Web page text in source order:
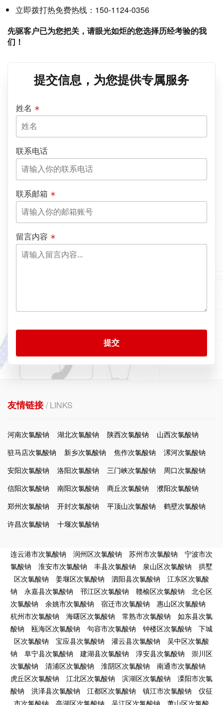
立即拨打热免费热线：150-1124-0356
先驱客户已为您把关，请眼光如炬的您选择历经考验的我
们！
提交信息，为您提供专属服务
姓名
联系电话
联系邮箱
留言内容
提交
友情链接/ LINKS
河南次氯酸钠 湖北次氯酸钠 陕西次氯酸钠
山西次氯酸钠
驻马店次氯酸钠
新乡次氯酸钠 焦作次氯酸钠
漯河次氯酸钠
安阳次氯酸钠
洛阳次氯酸钠 三门峡次氯酸钠
周口次氯酸钠
信阳次氯酸钠
南阳次氯酸钠 商丘次氯酸钠
濮阳次氯酸钠
郑州次氯酸钠
开封次氯酸钠 平顶山次氯酸钠
鹤壁次氯酸钠
许昌次氯酸钠
十堰次氯酸钠
连云港市次氯酸钠 润州区次氯酸钠 苏州市次氯酸钠
宁波市次
氯酸钠
淮安市次氯酸钠 丰县次氯酸钠 泉山区次氯酸钠
拱墅
区次氯酸钠
姜堰区次氯酸钠 泗阳县次氯酸钠
江东区次氯酸
钠
永嘉县次氯酸钠 邗江区次氯酸钠 赣榆区次氯酸钠
北仑区
次氯酸钠
余姚市次氯酸钠 宿迁市次氯酸钠
惠山区次氯酸钠
杭州市次氯酸钠
海曙区次氯酸钠 常熟市次氯酸钠
如东县次氯
酸钠
瓯海区次氯酸钠 句容市次氯酸钠 钟楼区次氯酸钠
下城
区次氯酸钠
宝应县次氯酸钠 灌云县次氯酸钠
吴中区次氯酸
钠
阜宁县次氯酸钠 建湖县次氯酸钠 淳安县次氯酸钠
崇川区
次氯酸钠
清浦区次氯酸钠 淮阴区次氯酸钠
南通市次氯酸钠
虎丘区次氯酸钠
江北区次氯酸钠 滨湖区次氯酸钠
溧阳市次氯
酸钠
洪泽县次氯酸钠 江都区次氯酸钠 镇江市次氯酸钠
仪征
市次氯酸钠
亭湖区次氯酸钠 吴江区次氯酸钠 萧山区次氯酸